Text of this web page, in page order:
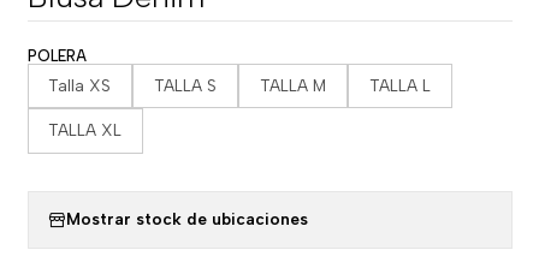
POLERA
Talla XS TALLA S TALLA M TALLA L
TALLA XL
Mostrar stock de ubicaciones